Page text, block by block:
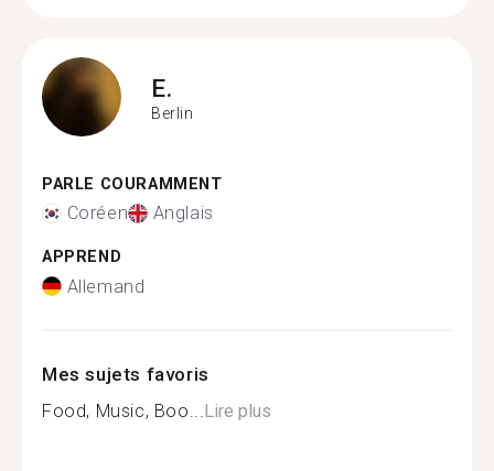
E.
Berlin
PARLE COURAMMENT
Coréen Anglais
APPREND
Allemand
Mes sujets favoris
Food, Music, Boo... Lire plus